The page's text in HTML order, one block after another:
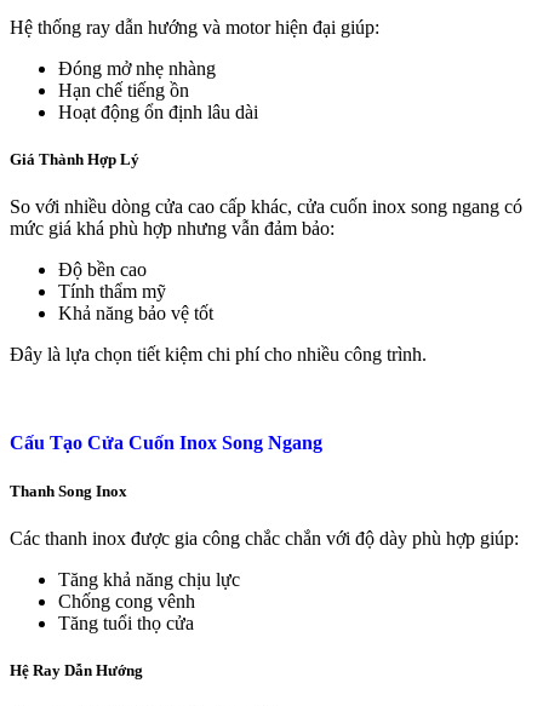
Hệ thống ray dẫn hướng và motor hiện đại giúp:
Đóng mở nhẹ nhàng
Hạn chế tiếng ồn
Hoạt động ổn định lâu dài
Giá Thành Hợp Lý
So với nhiều dòng cửa cao cấp khác, cửa cuốn inox song ngang có
mức giá khá phù hợp nhưng vẫn đảm bảo:
Độ bền cao
Tính thẩm mỹ
Khả năng bảo vệ tốt
Đây là lựa chọn tiết kiệm chi phí cho nhiều công trình.
Cấu Tạo Cửa Cuốn Inox Song Ngang
Thanh Song Inox
Các thanh inox được gia công chắc chắn với độ dày phù hợp giúp:
Tăng khả năng chịu lực
Chống cong vênh
Tăng tuổi thọ cửa
Hệ Ray Dẫn Hướng